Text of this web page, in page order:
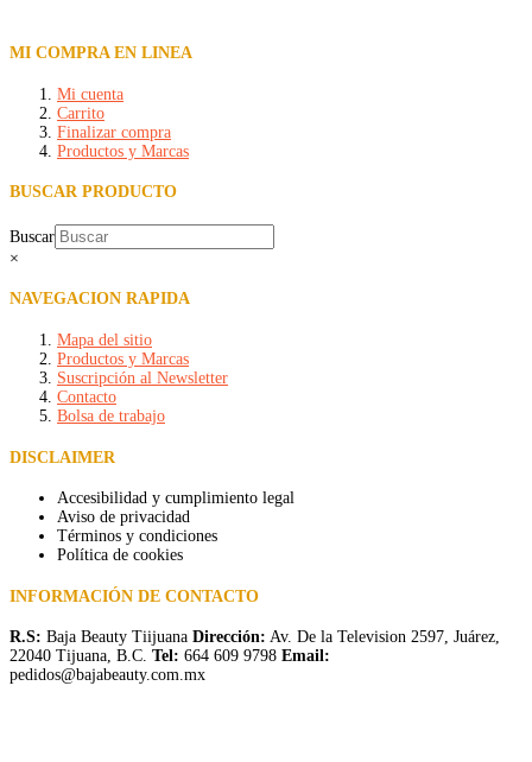
MI COMPRA EN LINEA
Mi cuenta
Carrito
Finalizar compra
Productos y Marcas
BUSCAR PRODUCTO
Buscar
×
NAVEGACION RAPIDA
Mapa del sitio
Productos y Marcas
Suscripción al Newsletter
Contacto
Bolsa de trabajo
DISCLAIMER
Accesibilidad y cumplimiento legal
Aviso de privacidad
Términos y condiciones
Política de cookies
INFORMACIÓN DE CONTACTO
R.S: Baja Beauty Tiijuana Dirección: Av. De la Television 2597, Juárez,
22040 Tijuana, B.C. Tel: 664 609 9798 Email:
pedidos@bajabeauty.com.mx